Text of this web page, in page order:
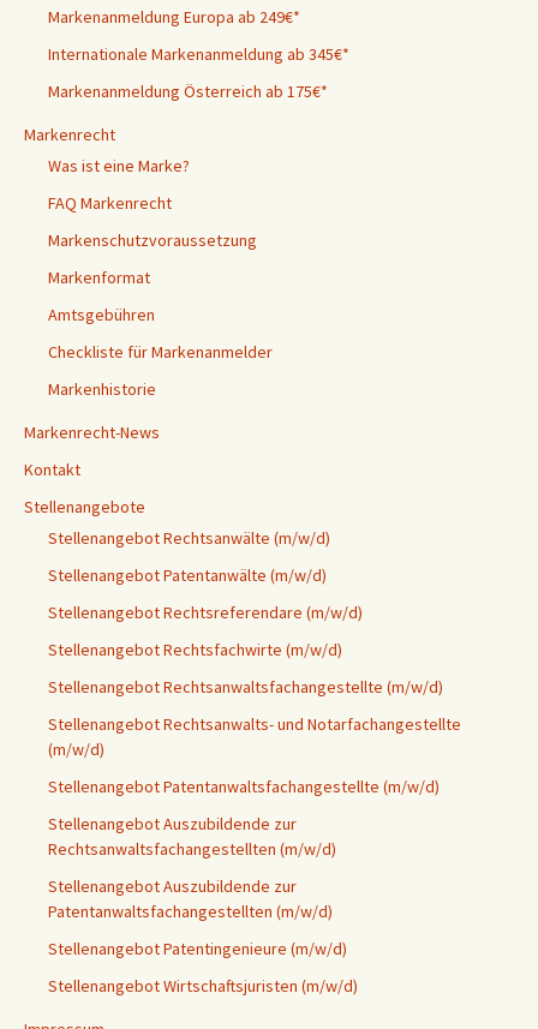
Markenanmeldung Europa ab 249€*
Internationale Markenanmeldung ab 345€*
Markenanmeldung Österreich ab 175€*
Markenrecht
Was ist eine Marke?
FAQ Markenrecht
Markenschutzvoraussetzung
Markenformat
Amtsgebühren
Checkliste für Markenanmelder
Markenhistorie
Markenrecht-News
Kontakt
Stellenangebote
Stellenangebot Rechtsanwälte (m/w/d)
Stellenangebot Patentanwälte (m/w/d)
Stellenangebot Rechtsreferendare (m/w/d)
Stellenangebot Rechtsfachwirte (m/w/d)
Stellenangebot Rechtsanwaltsfachangestellte (m/w/d)
Stellenangebot Rechtsanwalts- und Notarfachangestellte
(m/w/d)
Stellenangebot Patentanwaltsfachangestellte (m/w/d)
Stellenangebot Auszubildende zur
Rechtsanwaltsfachangestellten (m/w/d)
Stellenangebot Auszubildende zur
Patentanwaltsfachangestellten (m/w/d)
Stellenangebot Patentingenieure (m/w/d)
Stellenangebot Wirtschaftsjuristen (m/w/d)